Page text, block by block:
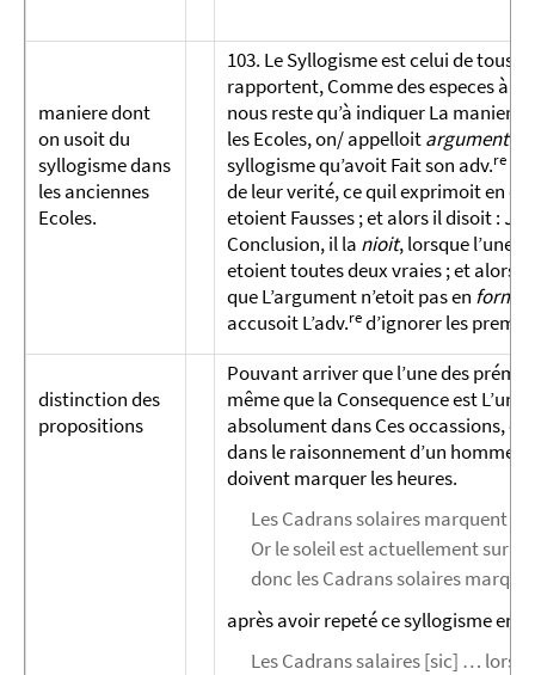
maniere dont
on usoit du
syllo­gisme dans
les anciennes
Ecoles.
103. Le Syllogisme est celui de tous
rapportent, Comme des especes à
nous reste qu’à indiquer La
les Ecoles, on/ appelloit
syllogisme qu’avoit Fait son adv.re
de leur verité, ce quil exprimoit en
etoient Fausses ; et alors il disoit : Je
Conclusion, il la nioit, lorsque l’une
etoient toutes deux vraies ; et alors
que L’argu­ment n’etoit pas en forme
accusoit L’adv.red’ignorer les
distinction des
propositions
Pouvant arriver que l’une des
même que la Consequence est L’un
absolument dans Ces occassions,
dans le raisonnement d’un homme
doivent marquer les heures.
Les Cadrans solaires marquent
Or le soleil est actuellement sur
donc les Cadrans solaires
après avoir repeté ce syllogisme en
Les Cadrans salaires [sic] …